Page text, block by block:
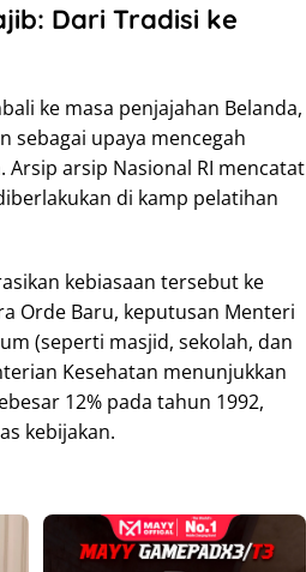
Dari Tradisi ke
ke masa penjajahan Belanda,
sebagai upaya mencegah
arsip Nasional RI mencatat
di kamp pelatihan
kebiasaan tersebut ke
Orde Baru, keputusan Menteri
(seperti masjid, sekolah, dan
Kesehatan menunjukkan
12% pada tahun 1992,
kebijakan.